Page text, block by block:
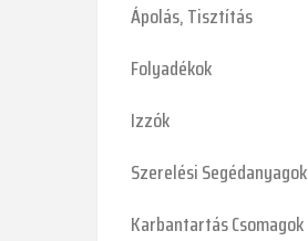
Ápolás, Tisztítás
Folyadékok
Izzók
Szerelési Segédanyagok
Karbantartás Csomagok